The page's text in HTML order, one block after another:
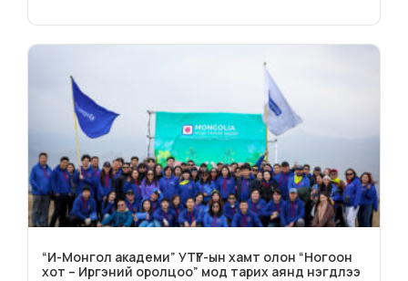
“И-Монгол академи” УТҮГ-ын хамт олон “Ногоон
хот – Иргэний оролцоо” мод тарих аянд нэгдлээ